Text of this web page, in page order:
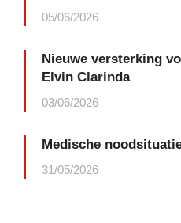
05/06/2026
Nieuwe versterking
Elvin Clarinda
03/06/2026
Medische
31/05/2026